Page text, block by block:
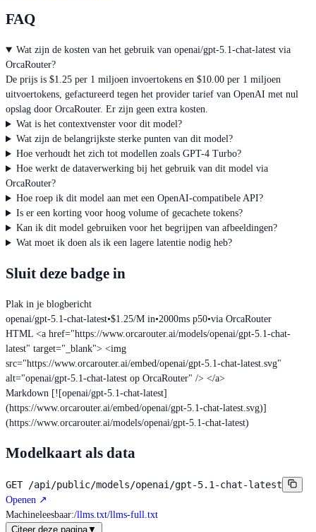
FAQ
Wat zijn de kosten van het gebruik van openai/gpt-5.1-chat-latest via
OrcaRouter?
De prijs is $1.25 per 1 miljoen invoertokens en $10.00 per 1 miljoen
uitvoertokens, gefactureerd tegen het provider tarief van OpenAI met nul
opslag door OrcaRouter. Er zijn geen extra kosten.
Wat is het contextvenster voor dit model?
Wat zijn de belangrijkste sterke punten van dit model?
Hoe verhoudt het zich tot modellen zoals GPT-4 Turbo?
Hoe werkt de dataverwerking bij het gebruik van dit model via
OrcaRouter?
Hoe roep ik dit model aan met een OpenAI-compatibele API?
Is er een korting voor hoog volume of gecachete tokens?
Kan ik dit model gebruiken voor het begrijpen van afbeeldingen?
Wat moet ik doen als ik een lagere latentie nodig heb?
Sluit deze badge in
Plak in je blogbericht
openai/gpt-5.1-chat-latest•$1.25/M in•2000ms p50•via OrcaRouter
HTML <a href="https://www.orcarouter.ai/models/openai/gpt-5.1-chat-
latest" target="_blank"> <img
src="https://www.orcarouter.ai/embed/openai/gpt-5.1-chat-latest.svg"
alt="openai/gpt-5.1-chat-latest op OrcaRouter" /> </a>
Markdown [![openai/gpt-5.1-chat-latest]
(https://www.orcarouter.ai/embed/openai/gpt-5.1-chat-latest.svg)]
(https://www.orcarouter.ai/models/openai/gpt-5.1-chat-latest)
Modelkaart als data
GET /api/public/models/openai/gpt-5.1-chat-latest
Openen ↗
Machineleesbaar:/llms.txt/llms-full.txt
Citeer deze pagina▼